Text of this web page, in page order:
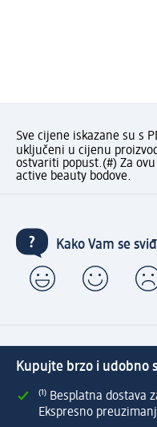
Sve cijene iskazane su s
uključeni u cijenu
ostvariti popust.(#) Za
active beauty bodove.
Kako Vam se
Kupujte brzo i udobno
⁽¹⁾ Besplatna
Ekspresno